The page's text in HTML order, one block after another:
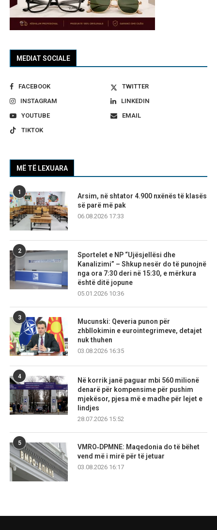
MEDIAT SOCIALE
FACEBOOK
TWITTER
INSTAGRAM
LINKEDIN
YOUTUBE
EMAIL
TIKTOK
MË TË LEXUARA
1
Arsim, në shtator 4.900 nxënës të klasës
së parë më pak
06.08.2026 17:33
2
Sportelet e NP “Ujësjellësi dhe
Kanalizimi” – Shkup nesër do të punojnë
nga ora 7:30 deri në 15:30, e mërkura
është ditë jopune
05.01.2026 10:36
3
Mucunski: Qeveria punon për
zhbllokimin e eurointegrimeve, detajet
nuk thuhen
03.08.2026 16:35
4
Në korrik janë paguar mbi 560 milionë
denarë për kompensime për pushim
mjekësor, pjesa më e madhe për lejet e
lindjes
28.07.2026 15:52
5
VMRO‑DPMNE: Maqedonia do të bëhet
vend më i mirë për të jetuar
03.08.2026 16:17